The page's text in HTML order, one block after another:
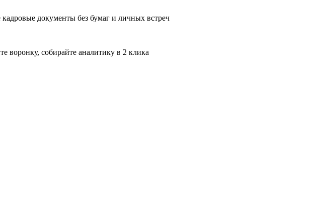
документы без бумаг и личных встреч
воронку, собирайте аналитику в 2 клика